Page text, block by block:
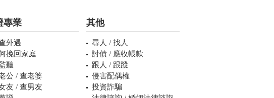
專業
外遇
挽回家庭
聽
公 / 查老婆
友 / 查男友
其他
尋人 / 找人
討債 / 應收帳款
跟人 / 跟蹤
侵害配偶權
投資詐騙